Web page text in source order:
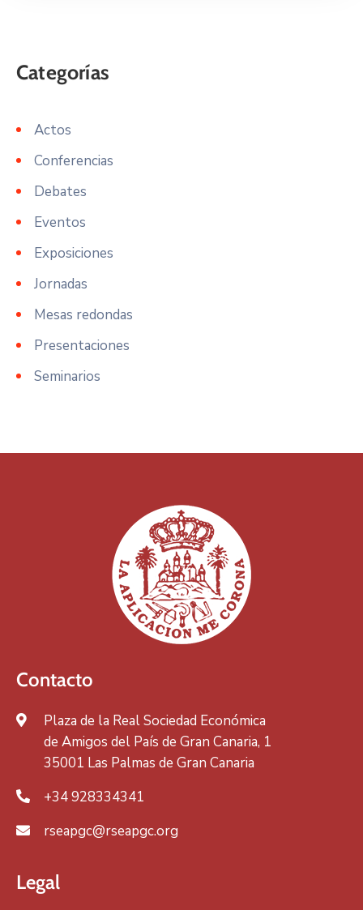
Actos
Conferencias
Debates
Eventos
Exposiciones
Jornadas
Mesas redondas
Presentaciones
Seminarios
Contacto
Plaza de la Real Sociedad Económica
de Amigos del País de Gran Canaria, 1
35001 Las Palmas de Gran Canaria
+34 928334341
rseapgc@rseapgc.org
Legal